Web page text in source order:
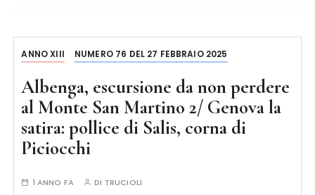
ANNO XIII NUMERO 76 DEL 27 FEBBRAIO 2025
Albenga, escursione da non perdere
al Monte San Martino 2/ Genova la
satira: pollice di Salis, corna di
Piciocchi
1 ANNO FA DI TRUCIOLI